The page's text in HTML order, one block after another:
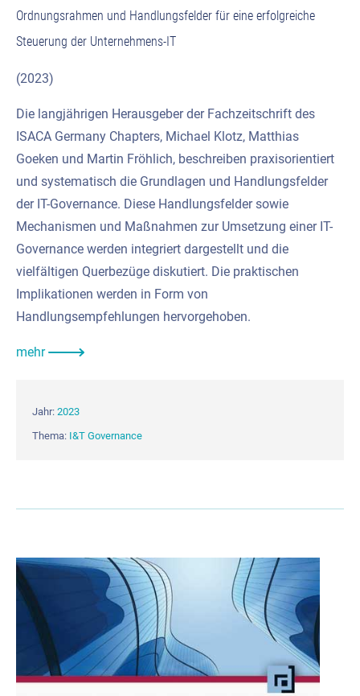
Ordnungsrahmen und Handlungsfelder für eine erfolgreiche
Steuerung der Unternehmens-IT
(2023)
Die langjährigen Herausgeber der Fachzeitschrift des
ISACA Germany Chapters, Michael Klotz, Matthias
Goeken und Martin Fröhlich, beschreiben praxisorientiert
und systematisch die Grundlagen und Handlungsfelder
der IT-Governance. Diese Handlungsfelder sowie
Mechanismen und Maßnahmen zur Umsetzung einer IT-
Governance werden integriert dargestellt und die
vielfältigen Querbezüge diskutiert. Die praktischen
Implikationen werden in Form von
Handlungsempfehlungen hervorgehoben.
mehr
Jahr: 2023
Thema: I&T Governance